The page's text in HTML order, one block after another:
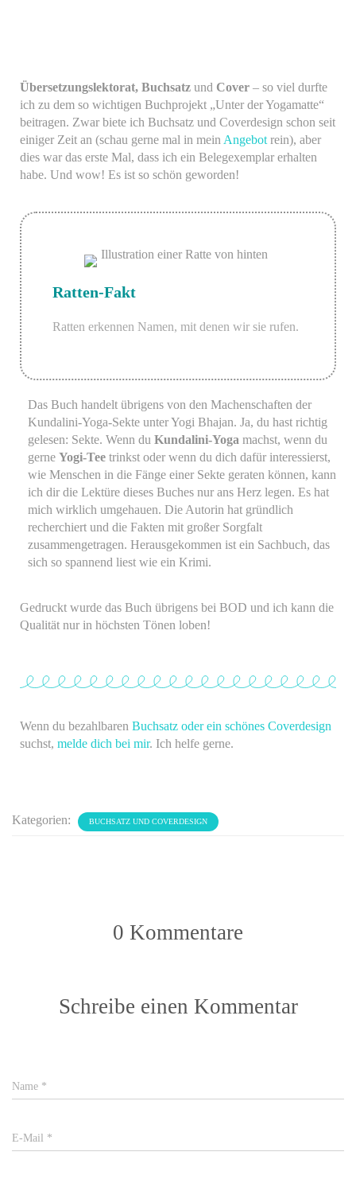
Übersetzungslektorat, Buchsatz und Cover – so viel durfte
ich zu dem so wichtigen Buchprojekt „Unter der Yogamatte“
beitragen. Zwar biete ich Buchsatz und Coverdesign schon seit
einiger Zeit an (schau gerne mal in meinAngebotrein), aber
dies war das erste Mal, dass ich ein Belegexemplar erhalten
habe. Und wow! Es ist so schön geworden!
Ratten-Fakt
Ratten erkennen Namen, mit denen wir sie rufen.
Das Buch handelt übrigens von den Machenschaften der
Kundalini-Yoga-Sekte unter Yogi Bhajan. Ja, du hast richtig
gelesen: Sekte. Wenn du Kundalini-Yoga machst, wenn du
gerne Yogi-Tee trinkst oder wenn du dich dafür interessierst,
wie Menschen in die Fänge einer Sekte geraten können, kann
ich dir die Lektüre dieses Buches nur ans Herz legen. Es hat
mich wirklich umgehauen. Die Autorin hat gründlich
recherchiert und die Fakten mit großer Sorgfalt
zusammengetragen. Herausgekommen ist ein Sachbuch, das
sich so spannend liest wie ein Krimi.
Gedruckt wurde das Buch übrigens bei BOD und ich kann die
Qualität nur in höchsten Tönen loben!
Wenn du bezahlbaren Buchsatz oder ein schönes Coverdesign
suchst, melde dich bei mir. Ich helfe gerne.
Kategorien: BUCHSATZ UND COVERDESIGN
0 Kommentare
Schreibe einen Kommentar
Name *
E-Mail *